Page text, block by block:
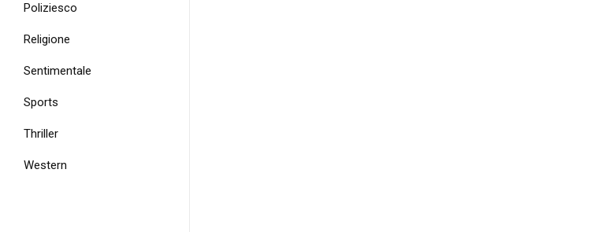
Poliziesco
Religione
Sentimentale
Sports
Thriller
Western